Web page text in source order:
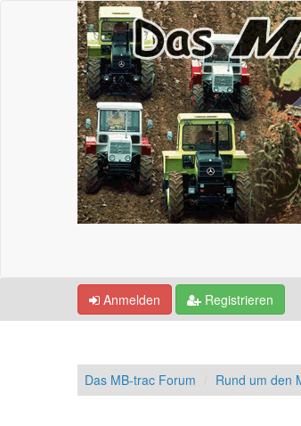
Anmelden Registrieren
Das MB-trac Forum Rund um den